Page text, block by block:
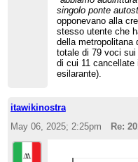
singolo ponte
opponevano alla
stesso utente che
della metropolitana
totale di 79 voci sui
di cui 11 cancellate
esilarante).
itawikinostra
May 06, 2025; 2:25pm
Re: